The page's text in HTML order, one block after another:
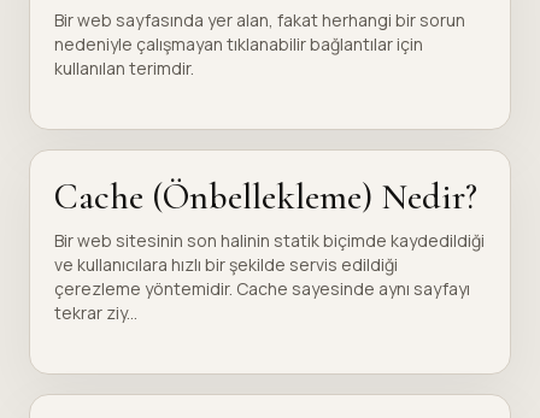
Bir web sayfasında yer alan, fakat herhangi bir sorun
nedeniyle çalışmayan tıklanabilir bağlantılar için
kullanılan terimdir.
Cache (Önbellekleme) Nedir?
Bir web sitesinin son halinin statik biçimde kaydedildiği
ve kullanıcılara hızlı bir şekilde servis edildiği
çerezleme yöntemidir. Cache sayesinde aynı sayfayı
tekrar ziy...